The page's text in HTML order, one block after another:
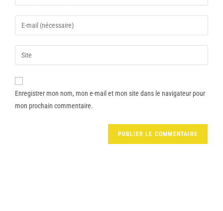
Enregistrer mon nom, mon e-mail et mon site dans le navigateur pour
mon prochain commentaire.